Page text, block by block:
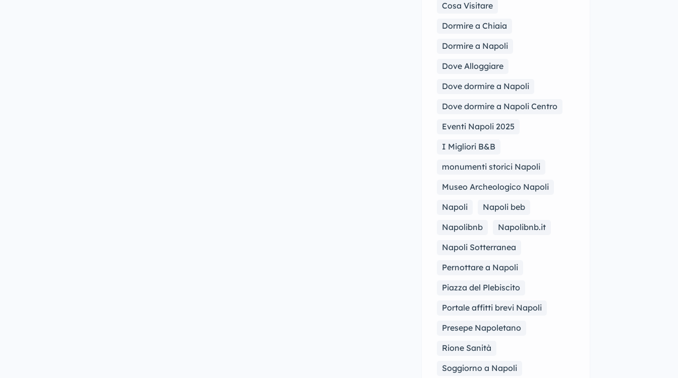
Cosa Visitare
Dormire a Chiaia
Dormire a Napoli
Dove Alloggiare
Dove dormire a Napoli
Dove dormire a Napoli Centro
Eventi Napoli 2025
I Migliori B&B
monumenti storici Napoli
Museo Archeologico Napoli
Napoli
Napoli beb
Napolibnb
Napolibnb.it
Napoli Sotterranea
Pernottare a Napoli
Piazza del Plebiscito
Portale affitti brevi Napoli
Presepe Napoletano
Rione Sanità
Soggiorno a Napoli